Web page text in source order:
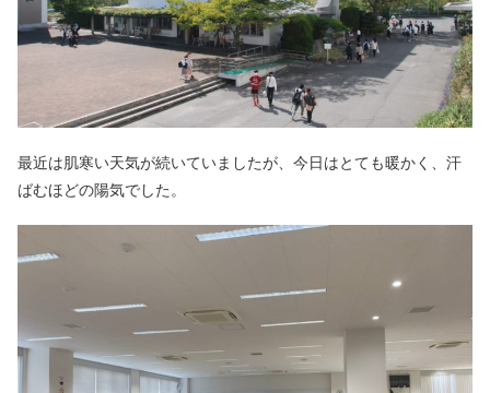
最近は肌寒い天気が続いていましたが、今日はとても暖かく、汗
ばむほどの陽気でした。